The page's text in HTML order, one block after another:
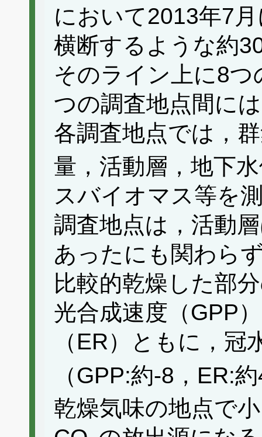
において2013年7
横断するような約
そのライン上に8
つの調査地点間に
各調査地点では，
量，活動層，地下
スバイオマス等を
調査地点は，活動
あったにも関わら
比較的乾燥した部
光合成速度（GPP
（ER）ともに，
（GPP:約-8，ER:
乾燥気味の地点で